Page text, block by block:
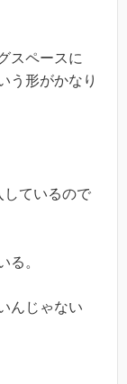
スペースに
う形がかなり
しているので
る。
んじゃない